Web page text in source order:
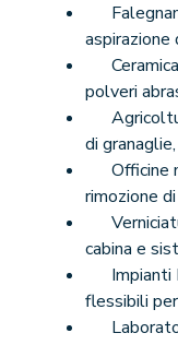
polveri
di
Officine
rimozione
cabina e
flessibili